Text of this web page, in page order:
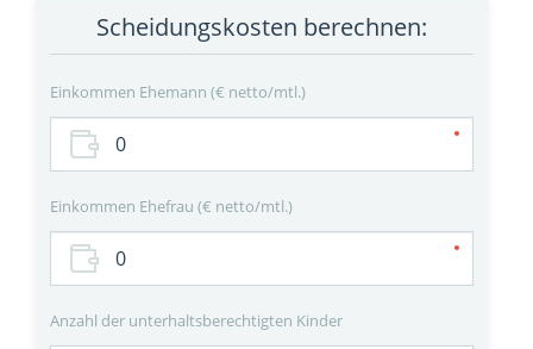
Scheidungskosten berechnen:
Einkommen Ehemann € netto/mtl.
Einkommen Ehefrau € netto/mtl.
Anzahl der unterhaltsberechtigten Kinder